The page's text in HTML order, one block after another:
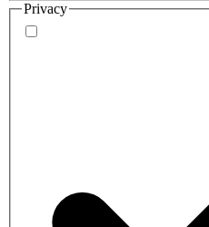
Privacy